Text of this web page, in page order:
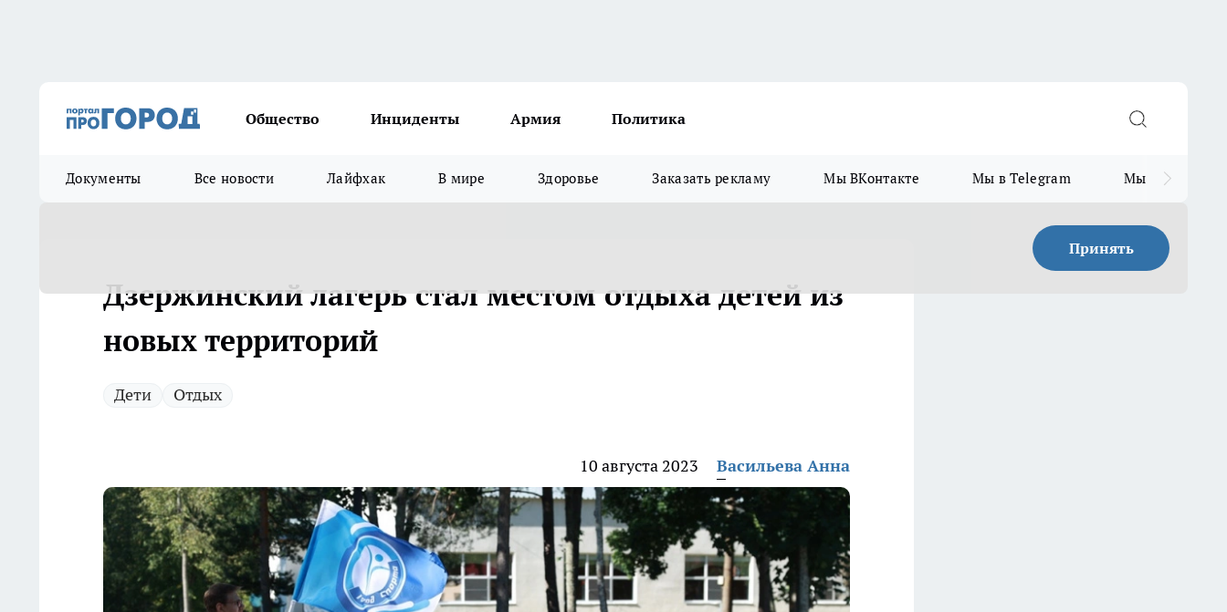
Общество Инциденты Армия Политика
Документы Все новости Лайфхак В мире Здоровье Заказать рекламу Мы ВКонтакте Мы в Telegram Мы в MAX
Принять
Дзержинский лагерь стал местом отдыха детей из
новых территорий
Дети Отдых
10 августа 2023 Васильева Анна